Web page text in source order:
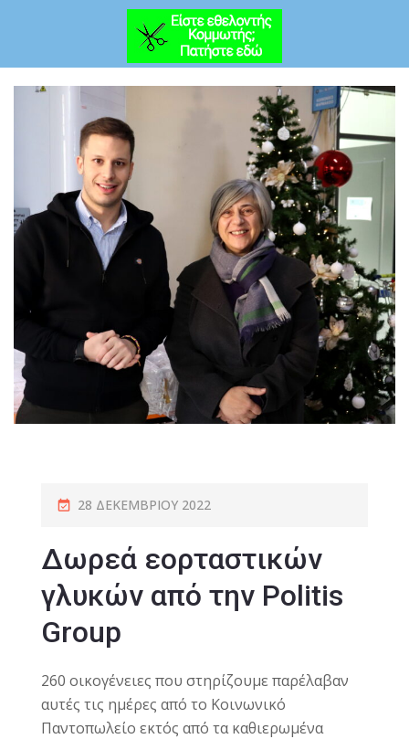
28 ΔΕΚΕΜΒΡΊΟΥ 2022
Δωρεά εορταστικών
γλυκών από την Politis
Group
260 οικογένειες που στηρίζουμε παρέλαβαν
αυτές τις ημέρες από το Κοινωνικό
Παντοπωλείο εκτός από τα καθιερωμένα